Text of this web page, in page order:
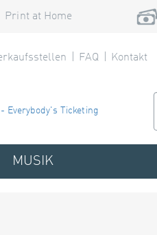
Print at Home
FAQ Kontakt
MUSIK